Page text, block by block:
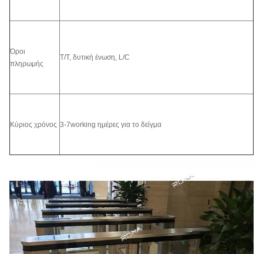
Όροι
πληρωμής
T/T, δυτική ένωση, L/C
Κύριος χρόνος 3-7working ημέρες για το δείγμα